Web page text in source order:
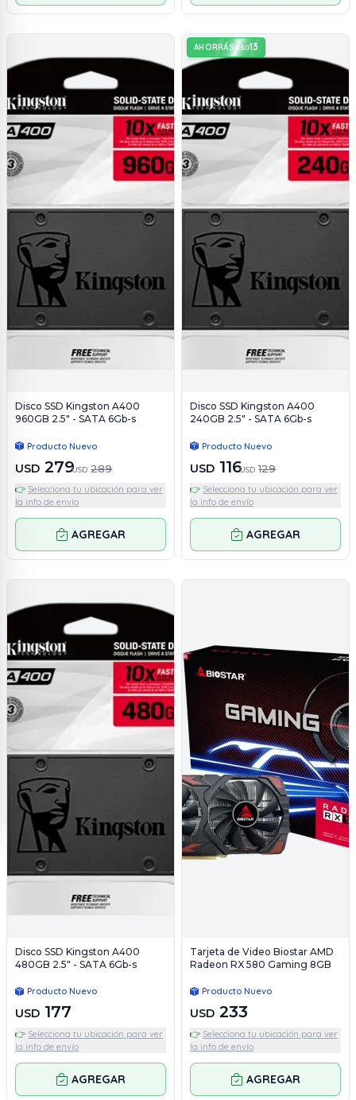
Disco SSD Kingston A400
960GB 2.5" - SATA 6Gb-s
Producto Nuevo
USD 279USD 289
👉 Selecciona tu ubicación para ver
la info de envío
AGREGAR
AHORRÁSUSD13
Disco SSD Kingston A400
240GB 2.5" - SATA 6Gb-s
Producto Nuevo
USD 116USD 129
👉 Selecciona tu ubicación para ver
la info de envío
AGREGAR
Disco SSD Kingston A400
480GB 2.5" - SATA 6Gb-s
Producto Nuevo
USD 177
👉 Selecciona tu ubicación para ver
la info de envío
AGREGAR
Tarjeta de Video Biostar AMD
Radeon RX 580 Gaming 8GB
Producto Nuevo
USD 233
👉 Selecciona tu ubicación para ver
la info de envío
AGREGAR